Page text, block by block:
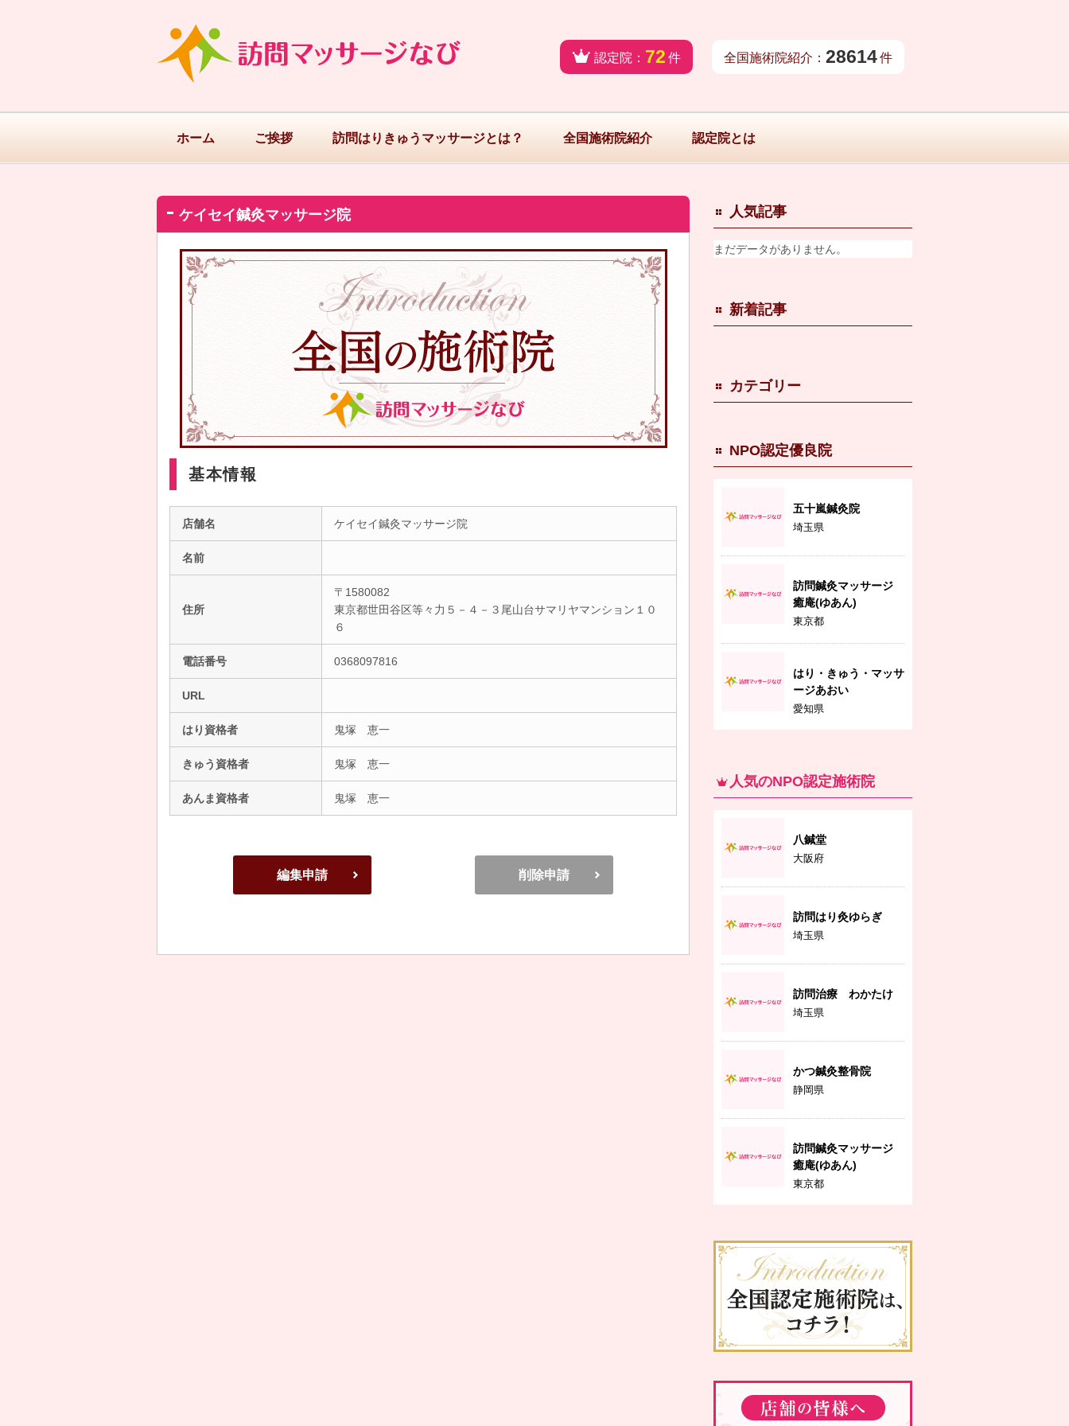
認定院： 72 件 全国施術院紹介： 28614件
ホーム ご挨拶 訪問はりきゅうマッサージとは？ 全国施術院紹介 認定院とは
ケイセイ鍼灸マッサージ院
基本情報
店舗名 ケイセイ鍼灸マッサージ院
名前
住所
〒1580082
東京都世田谷区等々力５－４－３尾山台サマリヤマンション１０
６
電話番号 0368097816
URL
はり資格者 鬼塚 恵一
きゅう資格者 鬼塚 恵一
あんま資格者 鬼塚 恵一
編集申請 削除申請
人気記事
まだデータがありません。
新着記事
カテゴリー
NPO認定優良院
五十嵐鍼灸院
埼玉県
訪問鍼灸マッサージ
癒庵(ゆあん)
東京都
はり・きゅう・マッサ
ージあおい
愛知県
人気のNPO認定施術院
八鍼堂
大阪府
訪問はり灸ゆらぎ
埼玉県
訪問治療 わかたけ
埼玉県
かつ鍼灸整骨院
静岡県
訪問鍼灸マッサージ
癒庵(ゆあん)
東京都